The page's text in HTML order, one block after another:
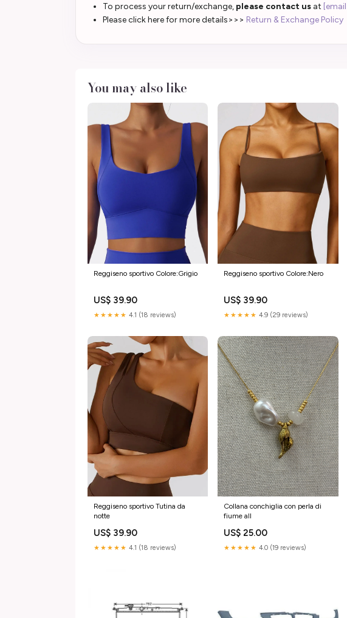
To process your return/exchange, please contact us at
Please click here for more details>>> Return & Exchange Policy
You may also like
Reggiseno sportivo Colore:Grigio
US$ 39.90
★★★★★ 4.1 (18 reviews)
Reggiseno sportivo Colore:Nero
US$ 39.90
★★★★★ 4.9 (29 reviews)
Reggiseno sportivo Tutina da
notte
US$ 39.90
★★★★★ 4.1 (18 reviews)
Collana conchiglia con perla di
fiume all
US$ 25.00
★★★★★ 4.0 (19 reviews)